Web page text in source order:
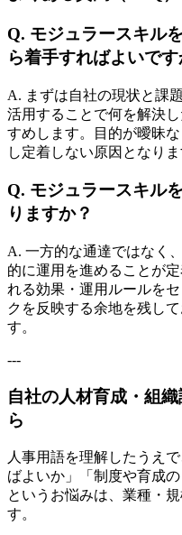
Q. モジュラースキル
ら着手すればよいです
A. まずは自社の現状と課
活用することで何を解決
すめします。目的が曖昧
し定着しない原因となりま
Q. モジュラースキル
りますか？
A. 一方的な通達ではなく
的に運用を進めることが
れる効果・運用ルールを
クを反映する余地を残し
す。
---
自社の人材育成・組
ら
人事用語を理解したうえ
ばよいか」「制度や育成
というお悩みは、業種・
す。